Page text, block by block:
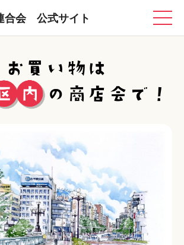
合会 公式サイト